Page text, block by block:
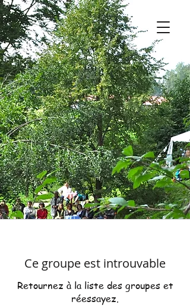
Ce groupe est introuvable
Retournez à la liste des groupes et
réessayez.